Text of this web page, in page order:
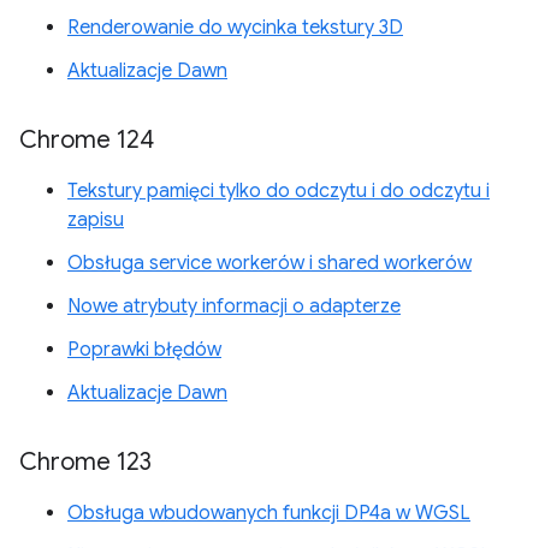
Renderowanie do wycinka tekstury 3D
Aktualizacje Dawn
Chrome 124
Tekstury pamięci tylko do odczytu i do odczytu i
zapisu
Obsługa service workerów i shared workerów
Nowe atrybuty informacji o adapterze
Poprawki błędów
Aktualizacje Dawn
Chrome 123
Obsługa wbudowanych funkcji DP4a w WGSL